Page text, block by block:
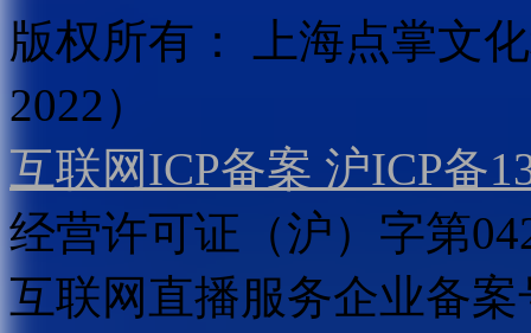
版权所有：
上海点掌文
2022）
互联网ICP备案 沪ICP备
经营许可证（沪）字第
互联网直播服务企业备案